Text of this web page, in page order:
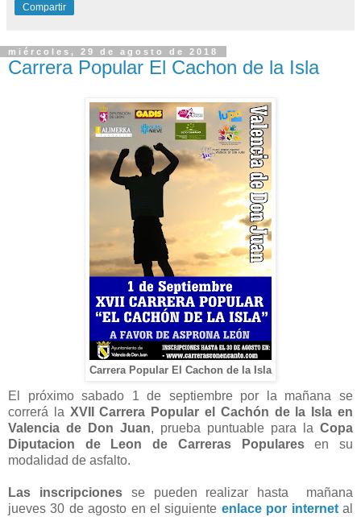
Compartir
miércoles, 29 de agosto de 2018
Carrera Popular El Cachon de la Isla
Carrera Popular El Cachon de la Isla
El próximo sabado 1 de septiembre por la mañana se
correrá la XVII Carrera Popular el Cachón de la Isla en
Valencia de Don Juan, prueba puntuable para la Copa
Diputacion de Leon de Carreras Popularesen su
modalidad de asfalto.
Las inscripcionesse pueden realizar hasta mañana
jueves 30 de agosto en el siguiente enlace por internetal